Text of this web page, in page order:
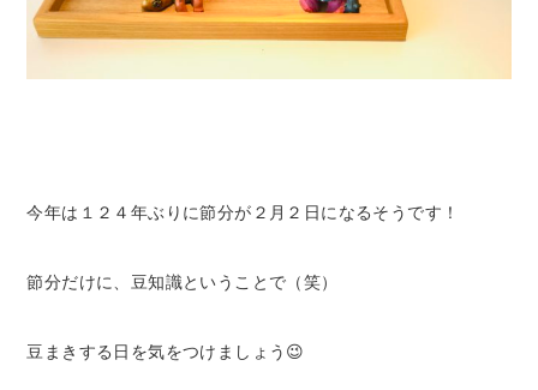
今年は１２４年ぶりに節分が２月２日になるそうです！
節分だけに、豆知識ということで（笑）
豆まきする日を気をつけましょう😉